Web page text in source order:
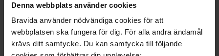
Denna webbplats använder cookies
Bravida använder nödvändiga cookies för att
webbplatsen ska fungera för dig. För alla andra ändamål
krävs ditt samtycke. Du kan samtycka till följande